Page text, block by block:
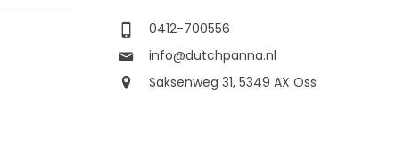
0412-700556
info@dutchpanna.nl
Saksenweg 31, 5349 AX Oss